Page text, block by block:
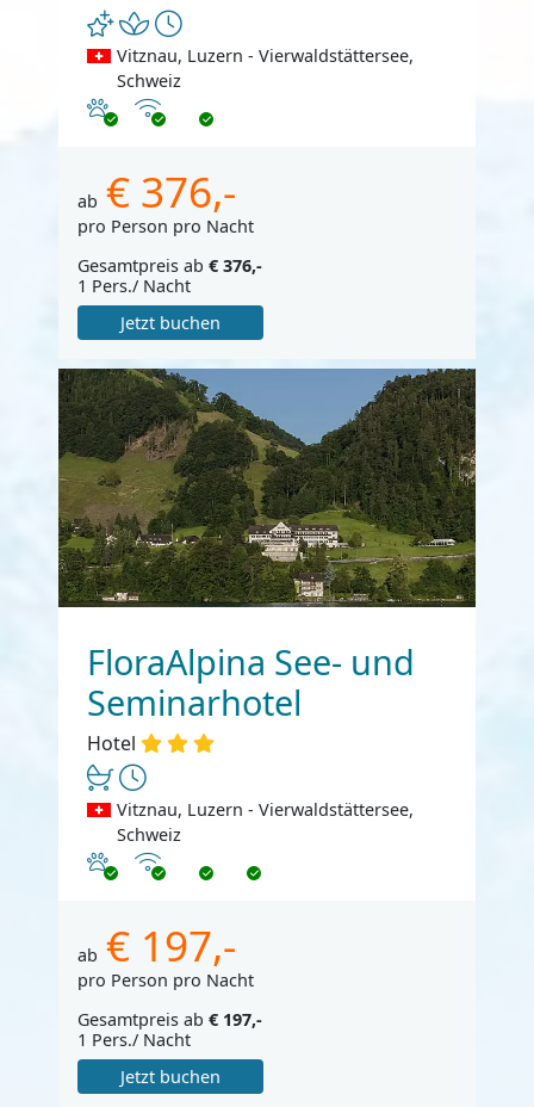
Vitznau, Luzern - Vierwaldstättersee,
Schweiz
Haustiere erlaubt
Internet
ab € 376,-
pro Person pro Nacht
Gesamtpreis ab € 376,-
1 Pers./ Nacht
Jetzt buchen
FloraAlpina See- und
Seminarhotel
Hotel
Vitznau, Luzern - Vierwaldstättersee,
Schweiz
Haustiere erlaubt
Internet
ab € 197,-
pro Person pro Nacht
Gesamtpreis ab € 197,-
1 Pers./ Nacht
Jetzt buchen